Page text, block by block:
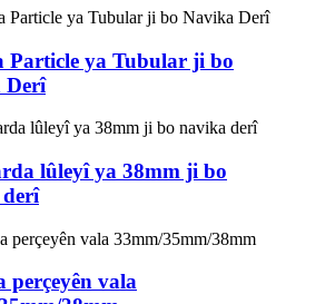
Particle ya Tubular ji bo
Derî
lûleyî ya 38mm ji bo
perçeyên vala